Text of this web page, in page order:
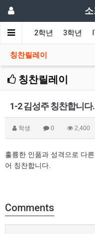
1학년 2학년 3학년
칭찬릴레이
칭찬릴레이
1-2 김성주 칭찬합니다.
학생 0 2,400
훌륭한 인품과 성격으로 다
어 칭찬합니다.
Comments